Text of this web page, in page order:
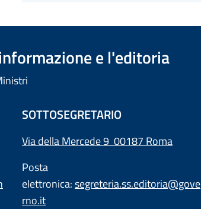
e l'editoria
SOTTOSEGRETARIO
Via della Mercede 9 00187 Roma
Posta
elettronica:segreteria.ss.editoria@gove
rno.it